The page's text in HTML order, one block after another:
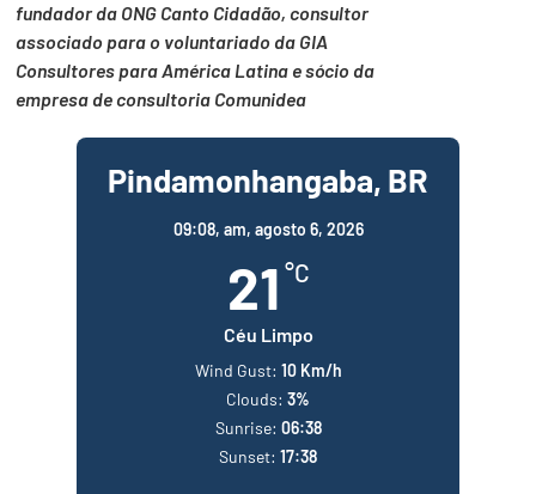
fundador da ONG Canto Cidadão, consultor
associado para o voluntariado da GIA
Consultores para América Latina e sócio da
empresa de consultoria Comunidea
Pindamonhangaba, BR
09:08, am, agosto 6, 2026
21 °C
Céu Limpo
Wind Gust: 10 Km/h
Clouds: 3%
Sunrise: 06:38
Sunset: 17:38